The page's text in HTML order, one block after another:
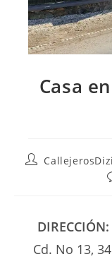
Casa
Autor
DIRECCIÓN:
Cd. No 13,